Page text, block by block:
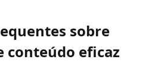
sobre
conteúdo eficaz